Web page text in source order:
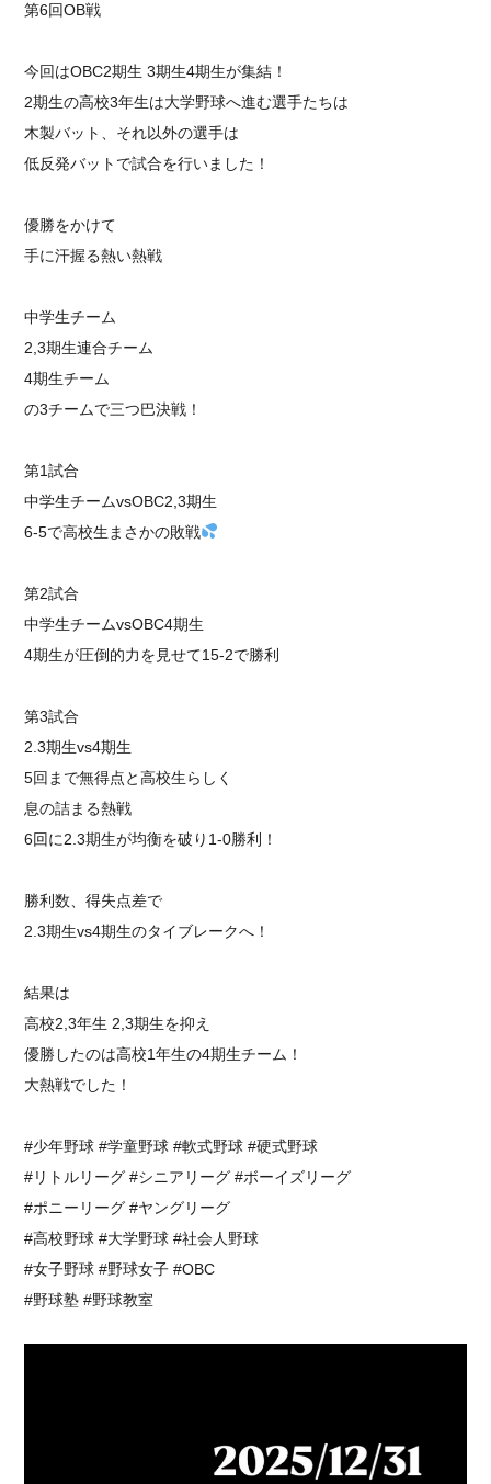
⁡第6回OB戦
今回はOBC2期生 3期生4期生が集結！
2期生の高校3年生は大学野球へ進む選手たちは
木製バット、それ以外の選手は
低反発バットで試合を行いました！
優勝をかけて
手に汗握る熱い熱戦
⁡中学生チーム
2,3期生連合チーム
4期生チーム
の3チームで三つ巴決戦！
⁡第1試合
中学生チームvsOBC2,3期生
6-5で高校生まさかの敗戦
第2試合
中学生チームvsOBC4期生
4期生が圧倒的力を見せて15-2で勝利
第3試合
2.3期生vs4期生
5回まで無得点と高校生らしく
息の詰まる熱戦
6回に2.3期生が均衡を破り1-0勝利！
勝利数、得失点差で
2.3期生vs4期生のタイブレークへ！
結果は
高校2,3年生 2,3期生を抑え
優勝したのは高校1年生の4期生チーム！
大熱戦でした！
#少年野球 #学童野球 #軟式野球 #硬式野球
#リトルリーグ #シニアリーグ #ボーイズリーグ
#ポニーリーグ #ヤングリーグ
#高校野球 #大学野球 #社会人野球
#女子野球 #野球女子 #OBC
#野球塾 #野球教室